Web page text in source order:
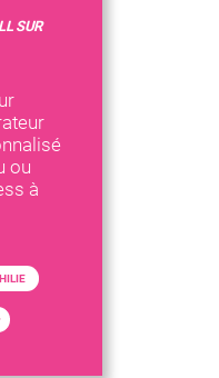
SUR
ou
à